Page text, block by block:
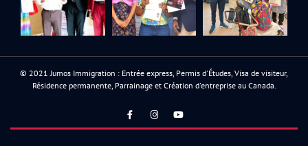
© 2021 Jumos Immigration : Entrée express, Permis d'Études, Visa de visiteur,
Résidence permanente, Parrainage et Création d'entreprise au Canada.